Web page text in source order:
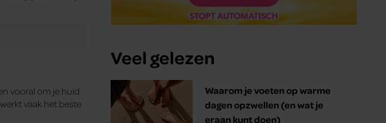
vooral om je huid
vaak het beste